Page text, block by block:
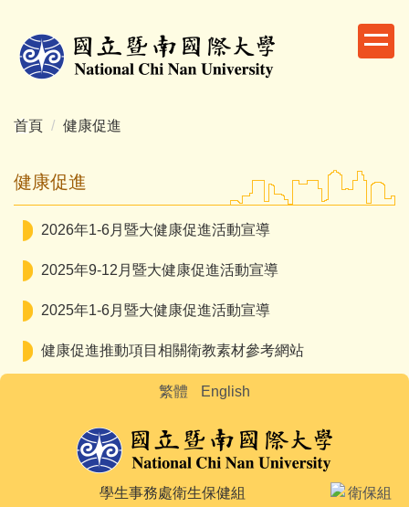
主
容
首頁 健康促進
健康促進
2026年1-6月暨大健康促進活動宣導
2025年9-12月暨大健康促進活動宣導
2025年1-6月暨大健康促進活動宣導
健康促進推動項目相關衛教素材參考網站
繁體 English
學生事務處衛生保健組